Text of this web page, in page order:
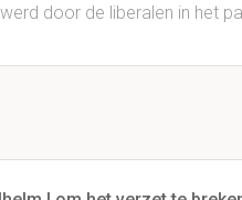
door de liberalen in het